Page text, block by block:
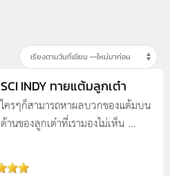
SCI INDY ทายแต้มลูกเต๋า
ใครๆก็สามารถหาผลบวกของแต้มบน
ด้านของลูกเต๋าที่เรามองไม่เห็น ...